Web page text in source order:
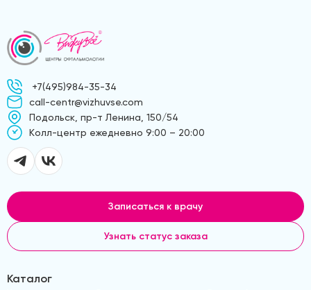
+7(495)984-35-34
call-centr@vizhuvse.com
Подольск, пр-т Ленина, 150/54
Kолл-центр ежедневно 9:00 – 20:00
Записаться к врачу
Узнать статус заказа
Каталог